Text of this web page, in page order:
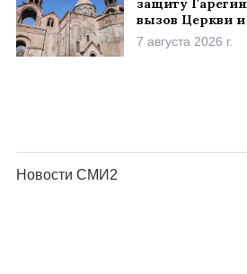
вызов Церкви
7 августа 2026 г.